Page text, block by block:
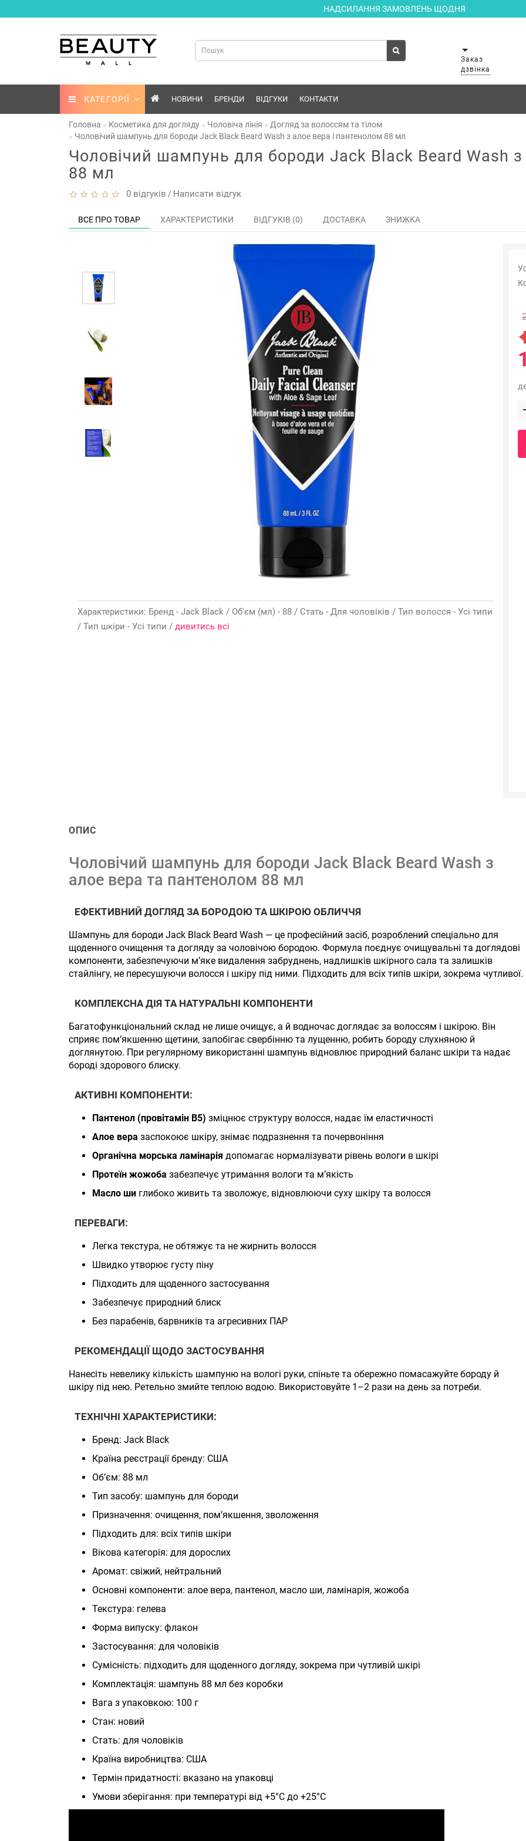
НАДСИЛАННЯ ЗАМОВЛЕНЬ ЩОДНЯ
Заказ
дзвінка
КАТЕГОРІЇ НОВИНИ БРЕНДИ ВІДГУКИ КОНТАКТИ
Головна Косметика для догляду Чоловіча лінія
Догляд за волоссям та тілом
Чоловічий шампунь для бороди Jack Black Beard Wash з алое вера і пантенолом 88 мл
Чоловічий шампунь для бороди Jack Black Beard Wash з
88 мл
0 відгуків / Написати відгук
ВСЕ ПРО ТОВАР ХАРАКТЕРИСТИКИ ВІДГУКІВ (0) ДОСТАВКА ЗНИЖКА
Характеристики: Бренд - Jack Black / Об'єм (мл) - 88 / Стать - Для чоловіків / Тип волосся - Усі типи
/ Тип шкіри - Усі типи / дивитись всі
ОПИС
Чоловічий шампунь для бороди Jack Black Beard Wash з
алое вера та пантенолом 88 мл
ЕФЕКТИВНИЙ ДОГЛЯД ЗА БОРОДОЮ ТА ШКІРОЮ ОБЛИЧЧЯ
Шампунь для бороди Jack Black Beard Wash — це професійний засіб, розроблений спеціально для
щоденного очищення та догляду за чоловічою бородою. Формула поєднує очищувальні та доглядові
компоненти, забезпечуючи м’яке видалення забруднень, надлишків шкірного сала та залишків
стайлінгу, не пересушуючи волосся і шкіру під ними. Підходить для всіх типів шкіри, зокрема чутливої.
КОМПЛЕКСНА ДІЯ ТА НАТУРАЛЬНІ КОМПОНЕНТИ
Багатофункціональний склад не лише очищує, а й водночас доглядає за волоссям і шкірою. Він
сприяє пом’якшенню щетини, запобігає свербінню та лущенню, робить бороду слухняною й
доглянутою. При регулярному використанні шампунь відновлює природний баланс шкіри та надає
бороді здорового блиску.
АКТИВНІ КОМПОНЕНТИ:
Пантенол (провітамін B5) зміцнює структуру волосся, надає їм еластичності
Алое вера заспокоює шкіру, знімає подразнення та почервоніння
Органічна морська ламінарія допомагає нормалізувати рівень вологи в шкірі
Протеїн жожоба забезпечує утримання вологи та м’якість
Масло ши глибоко живить та зволожує, відновлюючи суху шкіру та волосся
ПЕРЕВАГИ:
Легка текстура, не обтяжує та не жирнить волосся
Швидко утворює густу піну
Підходить для щоденного застосування
Забезпечує природний блиск
Без парабенів, барвників та агресивних ПАР
РЕКОМЕНДАЦІЇ ЩОДО ЗАСТОСУВАННЯ
Нанесіть невелику кількість шампуню на вологі руки, спіньте та обережно помасажуйте бороду й
шкіру під нею. Ретельно змийте теплою водою. Використовуйте 1–2 рази на день за потреби.
ТЕХНІЧНІ ХАРАКТЕРИСТИКИ:
Бренд: Jack Black
Країна реєстрації бренду: США
Обʼєм: 88 мл
Тип засобу: шампунь для бороди
Призначення: очищення, пом’якшення, зволоження
Підходить для: всіх типів шкіри
Вікова категорія: для дорослих
Аромат: свіжий, нейтральний
Основні компоненти: алое вера, пантенол, масло ши, ламінарія, жожоба
Текстура: гелева
Форма випуску: флакон
Застосування: для чоловіків
Сумісність: підходить для щоденного догляду, зокрема при чутливій шкірі
Комплектація: шампунь 88 мл без коробки
Вага з упаковкою: 100 г
Стан: новий
Стать: для чоловіків
Країна виробництва: США
Термін придатності: вказано на упаковці
Умови зберігання: при температурі від +5°C до +25°C